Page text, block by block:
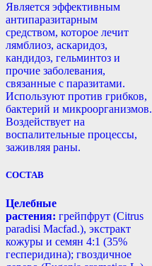
Является эффективным
антипаразитарным
средством, которое лечит
лямблиоз, аскаридоз,
кандидоз, гельминтоз и
прочие заболевания,
связанные с паразитами.
Используют против грибков,
бактерий и микроорганизмов.
Воздействует на
воспалительные процессы,
заживляя раны.
СОСТАВ
Целебные
растения: грейпфрут (Citrus
paradisi Macfad.), экстракт
кожуры и семян 4:1 (35%
гесперидина); гвоздичное